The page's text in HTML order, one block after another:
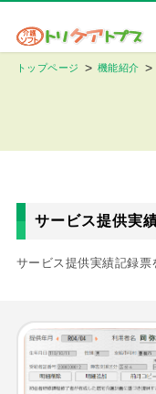
トップページ 機能紹介
サービス提供実
サービス提供実績記録票